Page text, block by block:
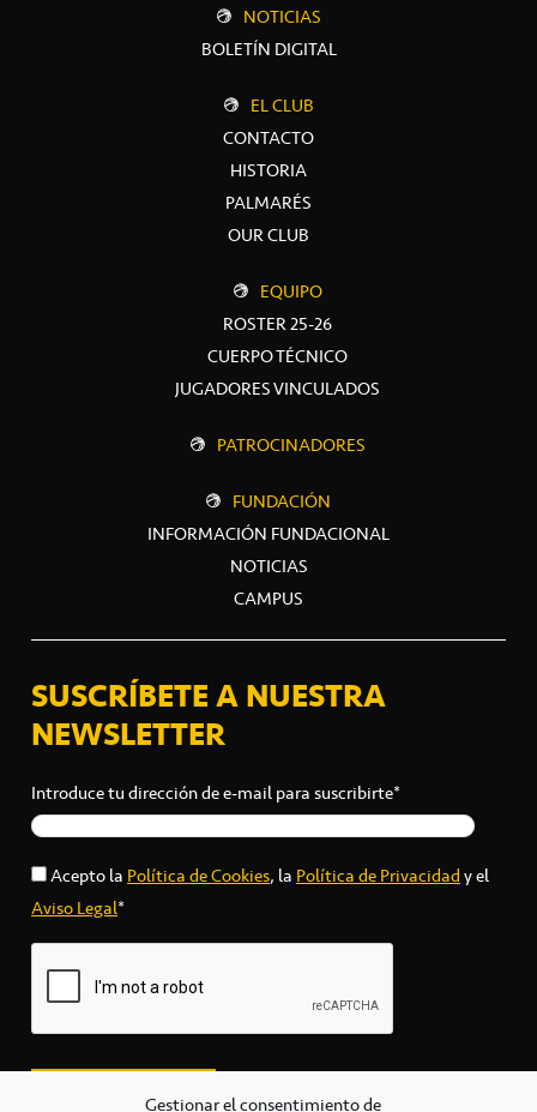
Gestionar el consentimiento de
NOTICIAS
BOLETÍN DIGITAL
EL CLUB
CONTACTO
HISTORIA
PALMARÉS
OUR CLUB
EQUIPO
ROSTER 25-26
CUERPO TÉCNICO
JUGADORES VINCULADOS
PATROCINADORES
FUNDACIÓN
INFORMACIÓN FUNDACIONAL
NOTICIAS
CAMPUS
SUSCRÍBETE A NUESTRA
NEWSLETTER
Introduce tu dirección de e-mail para suscribirte*
Acepto laPolítica de Cookies, laPolítica de Privacidady el
Aviso Legal*